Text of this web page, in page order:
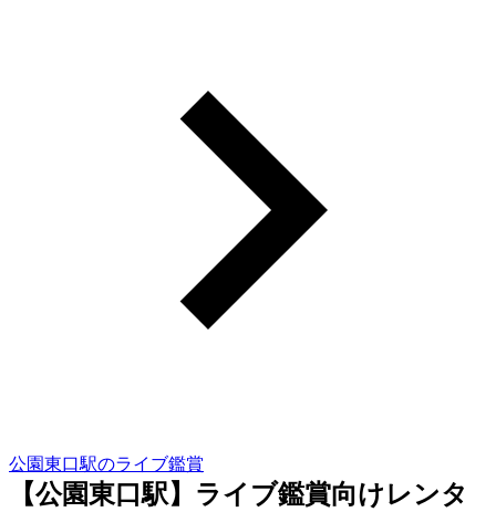
公園東口駅のライブ鑑賞
【公園東口駅】ライブ鑑賞向けレンタ